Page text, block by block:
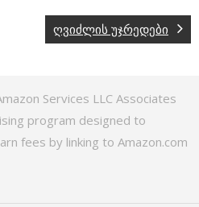
ღვიძლის უჯრედები
Services LLC Associates
program designed to
fees by linking to Amazon.com